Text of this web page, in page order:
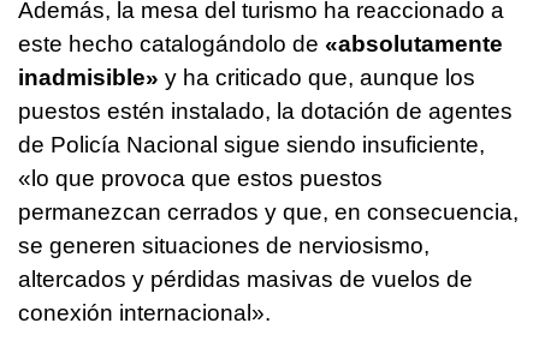
Además, la mesa del turismo ha reaccionado a
este hecho catalogándolo de «absolutamente
inadmisible» y ha criticado que, aunque los
puestos estén instalado, la dotación de agentes
de Policía Nacional sigue siendo insuficiente,
«lo que provoca que estos puestos
permanezcan cerrados y que, en consecuencia,
se generen situaciones de nerviosismo,
altercados y pérdidas masivas de vuelos de
conexión internacional».